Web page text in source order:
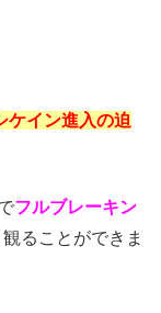
ケイン進入の迫
フルブレーキン
ることができま